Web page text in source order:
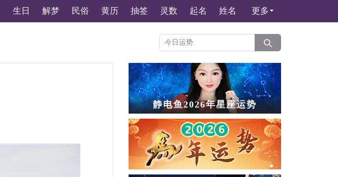
生日 解梦 民俗 黄历 抽签 灵数 起名 姓名 更多
静电鱼2026年星座运势